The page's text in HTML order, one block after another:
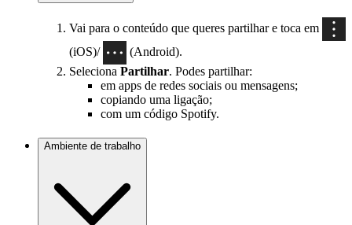
Vai para o conteúdo que queres partilhar e toca em
(iOS)/
(Android).
Seleciona Partilhar. Podes partilhar:
em apps de redes sociais ou mensagens;
copiando uma ligação;
com um código Spotify.
Ambiente de trabalho